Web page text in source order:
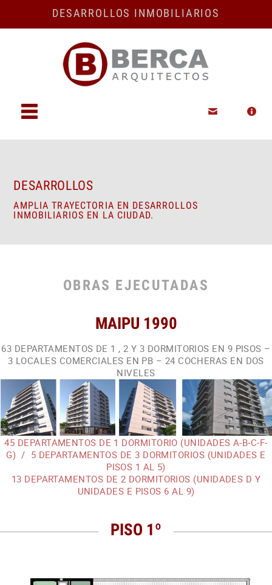
DESARROLLOS INMOBILIARIOS
Quiénes
DESARROLLOS
AMPLIA TRAYECTORIA EN DESARROLLOS
INMOBILIARIOS EN LA CIUDAD.
OBRAS EJECUTADAS
MAIPU 1990
63 DEPARTAMENTOS DE 1 , 2 Y 3 DORMITORIOS EN 9 PISOS –
3 LOCALES COMERCIALES EN PB – 24 COCHERAS EN DOS
NIVELES
45 DEPARTAMENTOS DE 1 DORMITORIO (UNIDADES A-B-C-F-
G) / 5 DEPARTAMENTOS DE 3 DORMITORIOS (UNIDADES E
PISOS 1 AL 5)
13 DEPARTAMENTOS DE 2 DORMITORIOS (UNIDADES D Y
UNIDADES E PISOS 6 AL 9)
PISO 1º